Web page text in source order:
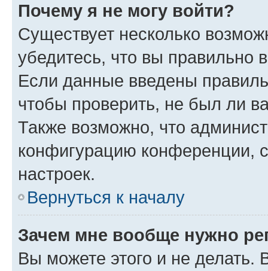
Почему я не могу войти?
Существует несколько
убедитесь, что вы правильно
Если данные введены
чтобы проверить, не был ли
Также возможно, что
конфигурацию конференции,
настроек.
Вернуться к началу
Зачем мне вообще нужно
Вы можете этого и не делать.